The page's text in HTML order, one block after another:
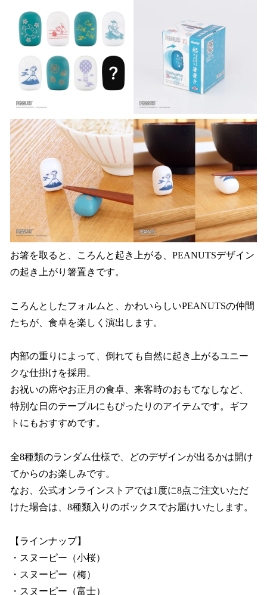
お箸を取ると、ころんと起き上がる、PEANUTSデザイン
の起き上がり箸置きです。
ころんとしたフォルムと、かわいらしいPEANUTSの仲間
たちが、食卓を楽しく演出します。
内部の重りによって、倒れても自然に起き上がるユニー
クな仕掛けを採用。
お祝いの席やお正月の食卓、来客時のおもてなしなど、
特別な日のテーブルにもぴったりのアイテムです。ギフ
トにもおすすめです。
全8種類のランダム仕様で、どのデザインが出るかは開け
てからのお楽しみです。
なお、公式オンラインストアでは1度に8点ご注文いただ
けた場合は、8種類入りのボックスでお届けいたします。
【ラインナップ】
・スヌーピー（小桜）
・スヌーピー（梅）
・スヌーピー（富士）